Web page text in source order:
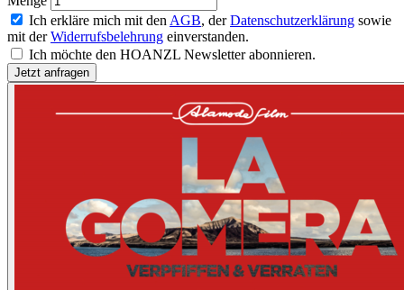
Ich erkläre mich mit den AGB, derDatenschutzerklärung sowie
mit derWiderrufsbelehrung einverstanden.
Ich möchte den HOANZL Newsletter abonnieren.